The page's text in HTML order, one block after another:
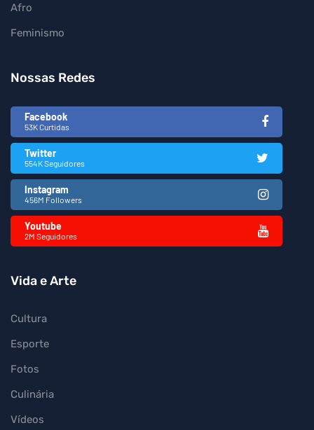
Afro
Feminismo
Nossas Redes
Facebook
53K Curtidas
Twitter
554K Seguidores
Instagram
456M Followers
Youtube
2M Seguidores
Vida e Arte
Cultura
Esporte
Fotos
Culinária
Vídeos